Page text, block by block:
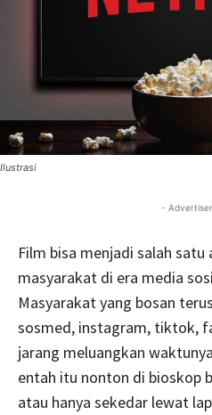
Ilustrasi
-
Film bisa menjadi salah
masyarakat di era media
Masyarakat yang bosan
sosmed, instagram, tiktok,
jarang meluangkan
entah itu nonton di bioskop
atau hanya sekedar lewat